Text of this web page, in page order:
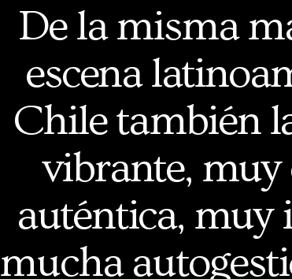
De la misma
escena
Chile también
vibrante,
auténtica, muy
mucha